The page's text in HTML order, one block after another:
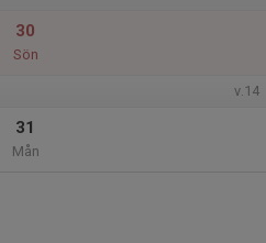
30
Sön
v.14
31
Mån